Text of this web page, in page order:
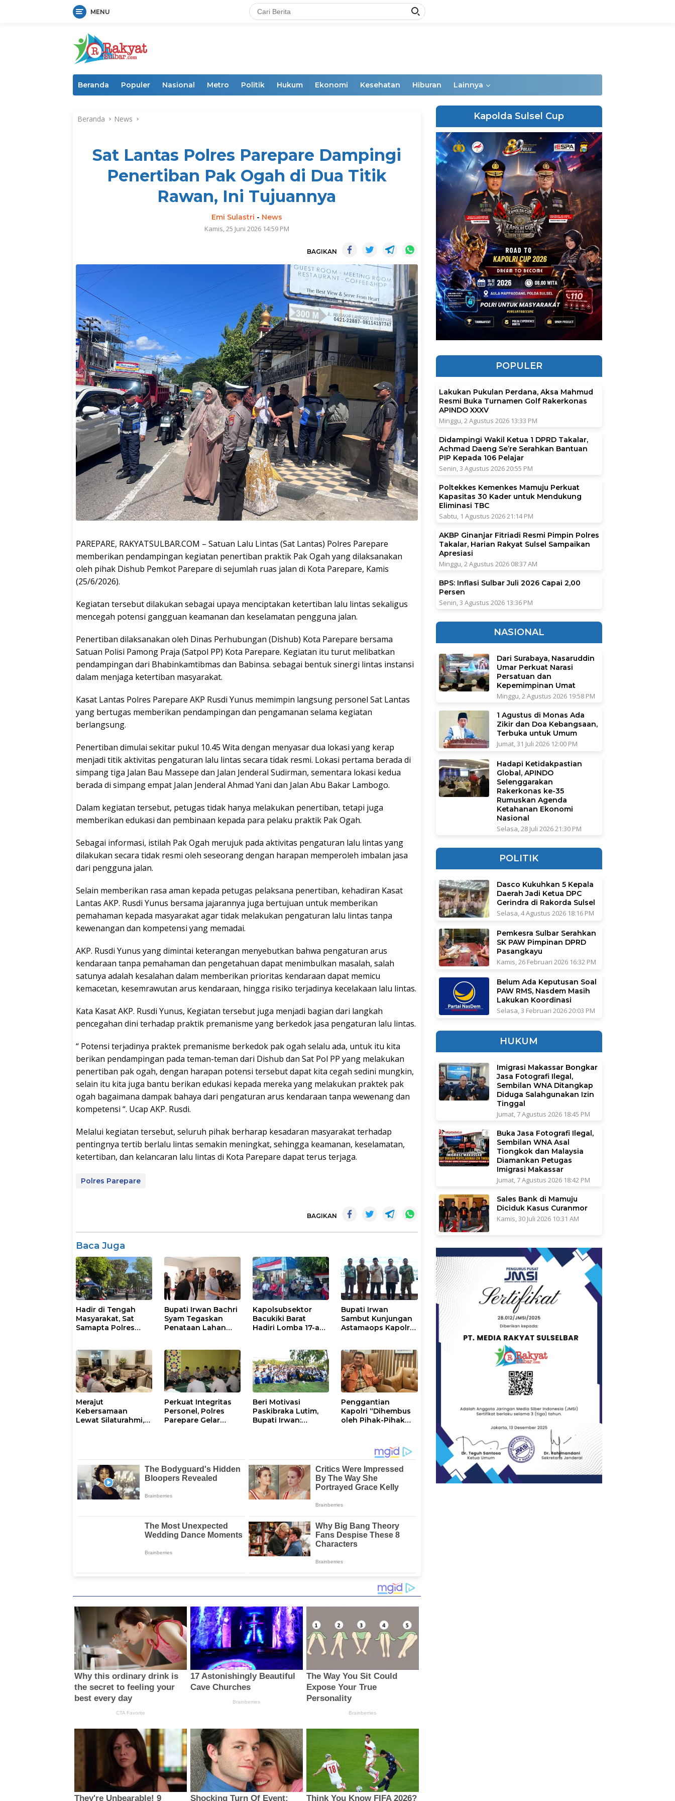
MENU
Beranda Populer Nasional Metro Politik Hukum Ekonomi Kesehatan Hiburan Lainnya
Beranda News
Sat Lantas Polres Parepare Dampingi
Penertiban Pak Ogah di Dua Titik
Rawan, Ini Tujuannya
Emi Sulastri - News
Kamis, 25 Juni 2026 14:59 PM
BAGIKAN
PAREPARE, RAKYATSULBAR.COM – Satuan Lalu Lintas (Sat Lantas) Polres Parepare
memberikan pendampingan kegiatan penertiban praktik Pak Ogah yang dilaksanakan
oleh pihak Dishub Pemkot Parepare di sejumlah ruas jalan di Kota Parepare, Kamis
(25/6/2026).
Kegiatan tersebut dilakukan sebagai upaya menciptakan ketertiban lalu lintas sekaligus
mencegah potensi gangguan keamanan dan keselamatan pengguna jalan.
Penertiban dilaksanakan oleh Dinas Perhubungan (Dishub) Kota Parepare bersama
Satuan Polisi Pamong Praja (Satpol PP) Kota Parepare. Kegiatan itu turut melibatkan
pendampingan dari Bhabinkamtibmas dan Babinsa. sebagai bentuk sinergi lintas instansi
dalam menjaga ketertiban masyarakat.
Kasat Lantas Polres Parepare AKP Rusdi Yunus memimpin langsung personel Sat Lantas
yang bertugas memberikan pendampingan dan pengamanan selama kegiatan
berlangsung.
Penertiban dimulai sekitar pukul 10.45 Wita dengan menyasar dua lokasi yang kerap
menjadi titik aktivitas pengaturan lalu lintas secara tidak resmi. Lokasi pertama berada di
simpang tiga Jalan Bau Massepe dan Jalan Jenderal Sudirman, sementara lokasi kedua
berada di simpang empat Jalan Jenderal Ahmad Yani dan Jalan Abu Bakar Lambogo.
Dalam kegiatan tersebut, petugas tidak hanya melakukan penertiban, tetapi juga
memberikan edukasi dan pembinaan kepada para pelaku praktik Pak Ogah.
Sebagai informasi, istilah Pak Ogah merujuk pada aktivitas pengaturan lalu lintas yang
dilakukan secara tidak resmi oleh seseorang dengan harapan memperoleh imbalan jasa
dari pengguna jalan.
Selain memberikan rasa aman kepada petugas pelaksana penertiban, kehadiran Kasat
Lantas AKP. Rusdi Yunus bersama jajarannya juga bertujuan untuk memberikan
pemahaman kepada masyarakat agar tidak melakukan pengaturan lalu lintas tanpa
kewenangan dan kompetensi yang memadai.
AKP. Rusdi Yunus yang dimintai keterangan menyebutkan bahwa pengaturan arus
kendaraan tanpa pemahaman dan pengetahuan dapat menimbulkan masalah, salah
satunya adalah kesalahan dalam memberikan prioritas kendaraan dapat memicu
kemacetan, kesemrawutan arus kendaraan, hingga risiko terjadinya kecelakaan lalu lintas.
Kata Kasat AKP. Rusdi Yunus, Kegiatan tersebut juga menjadi bagian dari langkah
pencegahan dini terhadap praktik premanisme yang berkedok jasa pengaturan lalu lintas.
“ Potensi terjadinya praktek premanisme berkedok pak ogah selalu ada, untuk itu kita
berikan pendampingan pada teman-teman dari Dishub dan Sat Pol PP yang melakukan
penertiban pak ogah, dengan harapan potensi tersebut dapat kita cegah sedini mungkin,
selain itu kita juga bantu berikan edukasi kepada mereka yang melakukan praktek pak
ogah bagaimana dampak bahaya dari pengaturan arus kendaraan tanpa wewenang dan
kompetensi “. Ucap AKP. Rusdi.
Melalui kegiatan tersebut, seluruh pihak berharap kesadaran masyarakat terhadap
pentingnya tertib berlalu lintas semakin meningkat, sehingga keamanan, keselamatan,
ketertiban, dan kelancaran lalu lintas di Kota Parepare dapat terus terjaga.
Polres Parepare
BAGIKAN
Baca Juga
Hadir di Tengah
Masyarakat, Sat
Samapta Polres
Pagi
Bupati Irwan Bachri
Syam Tegaskan
Penataan Lahan
Kapolsubsektor
Bacukiki Barat
Hadiri Lomba 17-an
Kamtibmas
Bupati Irwan
Sambut Kunjungan
Astamaops Kapolri
Luwu Timur
Merajut
Kebersamaan
Lewat Silaturahmi,
Perkuat Integritas
Personel, Polres
Parepare Gelar
Beri Motivasi
Paskibraka Lutim,
Bupati Irwan:
Penggantian
Kapolri “Dihembus
oleh Pihak-Pihak
Kapolda Sulsel Cup
POPULER
Lakukan Pukulan Perdana, Aksa Mahmud
Resmi Buka Turnamen Golf Rakerkonas
APINDO XXXV
Minggu, 2 Agustus 2026 13:33 PM
Didampingi Wakil Ketua 1 DPRD Takalar,
Achmad Daeng Se’re Serahkan Bantuan
PIP Kepada 106 Pelajar
Senin, 3 Agustus 2026 20:55 PM
Poltekkes Kemenkes Mamuju Perkuat
Kapasitas 30 Kader untuk Mendukung
Eliminasi TBC
Sabtu, 1 Agustus 2026 21:14 PM
AKBP Ginanjar Fitriadi Resmi Pimpin Polres
Takalar, Harian Rakyat Sulsel Sampaikan
Apresiasi
Minggu, 2 Agustus 2026 08:37 AM
BPS: Inflasi Sulbar Juli 2026 Capai 2,00
Persen
Senin, 3 Agustus 2026 13:36 PM
NASIONAL
Dari Surabaya, Nasaruddin
Umar Perkuat Narasi
Persatuan dan
Kepemimpinan Umat
Minggu, 2 Agustus 2026 19:58 PM
1 Agustus di Monas Ada
Zikir dan Doa Kebangsaan,
Terbuka untuk Umum
Jumat, 31 Juli 2026 12:00 PM
Hadapi Ketidakpastian
Global, APINDO
Selenggarakan
Rakerkonas ke-35
Rumuskan Agenda
Ketahanan Ekonomi
Nasional
Selasa, 28 Juli 2026 21:30 PM
POLITIK
Dasco Kukuhkan 5 Kepala
Daerah Jadi Ketua DPC
Gerindra di Rakorda Sulsel
Selasa, 4 Agustus 2026 18:16 PM
Pemkesra Sulbar Serahkan
SK PAW Pimpinan DPRD
Pasangkayu
Kamis, 26 Februari 2026 16:32 PM
Belum Ada Keputusan Soal
PAW RMS, Nasdem Masih
Lakukan Koordinasi
Selasa, 3 Februari 2026 20:03 PM
HUKUM
Imigrasi Makassar Bongkar
Jasa Fotografi Ilegal,
Sembilan WNA Ditangkap
Diduga Salahgunakan Izin
Tinggal
Jumat, 7 Agustus 2026 18:45 PM
Buka Jasa Fotografi Ilegal,
Sembilan WNA Asal
Tiongkok dan Malaysia
Diamankan Petugas
Imigrasi Makassar
Jumat, 7 Agustus 2026 18:42 PM
Sales Bank di Mamuju
Diciduk Kasus Curanmor
Kamis, 30 Juli 2026 10:31 AM